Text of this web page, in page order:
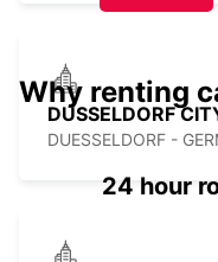
DUSSELDORF
DUESSELDORF -
Why renting
24 hour